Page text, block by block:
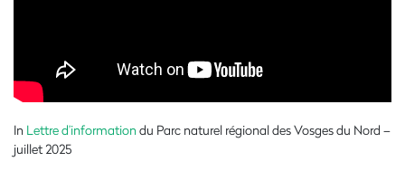
In Lettre d’informationdu Parc naturel régional des Vosges du Nord –
juillet 2025